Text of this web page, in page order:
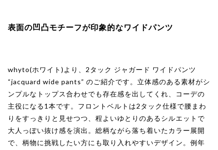
表面の凹凸モチーフが印象的なワイドパンツ
whyto(ホワイト)より、2タック ジャガード ワイドパンツ
“jacquard wide pants” のご紹介です。立体感のある素材がシ
ンプルなトップス合わせでも存在感を出してくれ、コーデの
主役になる1本です。フロントベルトは2タック仕様で腰まわ
りをすっきりと見せつつ、程よいゆとりのあるシルエットで
大人っぽい抜け感を演出。総柄ながら落ち着いたカラー展開
で、柄物に挑戦したい方にも取り入れやすいデザイン。例年